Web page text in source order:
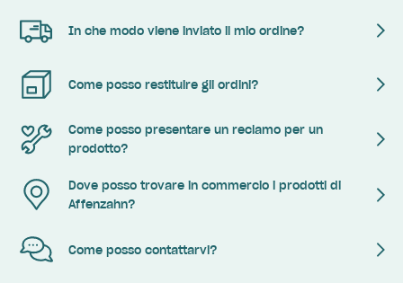
In che modo viene inviato il mio ordine?
Come posso restituire gli ordini?
Come posso presentare un reclamo per un
prodotto?
Dove posso trovare in commercio i prodotti di
Affenzahn?
Come posso contattarvi?